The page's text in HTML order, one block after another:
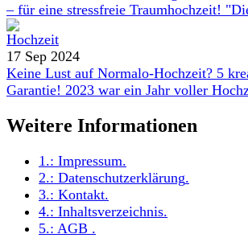
– für eine stressfreie Traumhochzeit!
17 Sep 2024
Keine Lust auf Normalo-Hochzeit? 5
Garantie! 2023 war ein Jahr voller
Weitere Informationen
1.: Impressum.
2.: Datenschutzerklärung.
3.: Kontakt.
4.: Inhaltsverzeichnis.
5.: AGB .